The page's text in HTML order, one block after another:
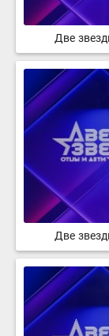
Две
Две